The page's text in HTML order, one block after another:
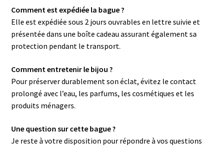
Comment est expédiée la bague ?
Elle est expédiée sous 2 jours ouvrables en lettre suivie et
présentée dans une boîte cadeau assurant également sa
protection pendant le transport.
Comment entretenir le bijou ?
Pour préserver durablement son éclat, évitez le contact
prolongé avec l’eau, les parfums, les cosmétiques et les
produits ménagers.
Une question sur cette bague ?
Je reste à votre disposition pour répondre à vos questions